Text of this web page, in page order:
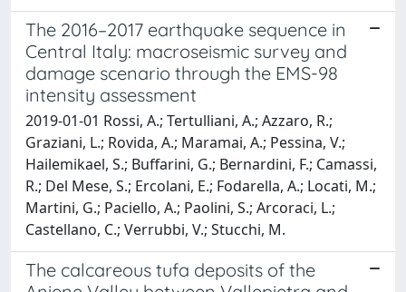
The 2016–2017 earthquake sequence in
Central Italy: macroseismic survey and
damage scenario through the EMS-98
intensity assessment
2019-01-01 Rossi, A.; Tertulliani, A.; Azzaro, R.;
Graziani, L.; Rovida, A.; Maramai, A.; Pessina, V.;
Hailemikael, S.; Buffarini, G.; Bernardini, F.; Camassi,
R.; Del Mese, S.; Ercolani, E.; Fodarella, A.; Locati, M.;
Martini, G.; Paciello, A.; Paolini, S.; Arcoraci, L.;
Castellano, C.; Verrubbi, V.; Stucchi, M.
The calcareous tufa deposits of the